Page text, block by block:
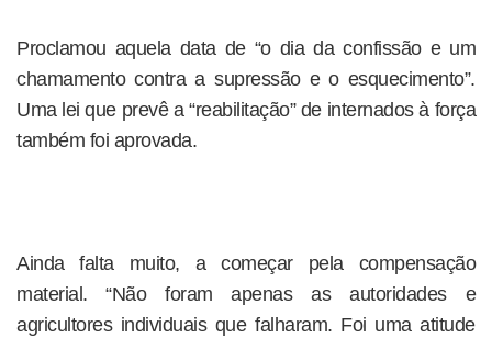
Proclamou aquela data de “o dia da confissão e um
chamamento contra a supressão e o esquecimento”.
Uma lei que prevê a “reabilitação” de internados à força
também foi aprovada.
Ainda falta muito, a começar pela compensação
material. “Não foram apenas as autoridades e
agricultores individuais que falharam. Foi uma atitude